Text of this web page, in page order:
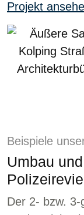
Projekt
Beispiele
Umbau
Der 2- bzw.